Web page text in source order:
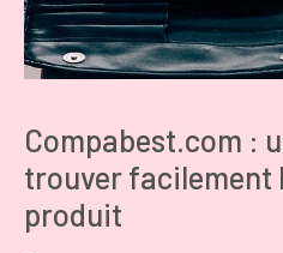
Compabest.com :
trouver facilement
produit